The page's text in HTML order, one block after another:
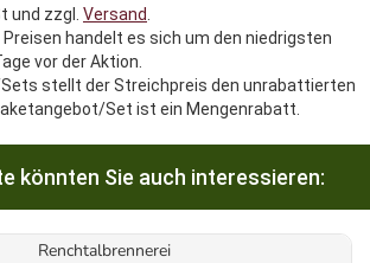
und zzgl. Versand
handelt es sich um den niedrigsten
vor der Aktion.
stellt der Streichpreis den unrabattierten
Set ist ein Mengenrabatt.
könnten Sie auch interessieren:
Renchtalbrennerei